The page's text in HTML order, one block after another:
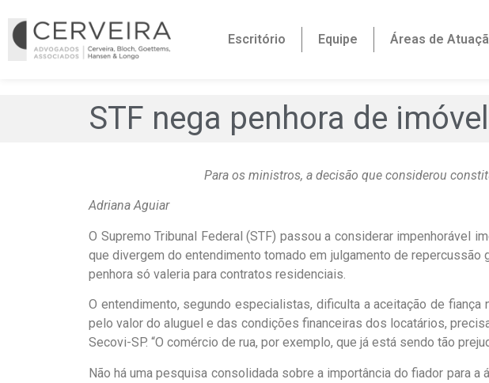
Escritório Equipe Áreas de
STF nega penhora de
Para os ministros, a decisão que considerou
Adriana Aguiar
O Supremo Tribunal Federal (STF) passou a considerar impenhorável
que divergem do entendimento tomado em julgamento de
penhora só valeria para contratos residenciais.
O entendimento, segundo especialistas, dificulta a aceitação de
pelo valor do aluguel e das condições financeiras dos locatários,
Secovi-SP. “O comércio de rua, por exemplo, que já está sendo tão
Não há uma pesquisa consolidada sobre a importância do fiador para